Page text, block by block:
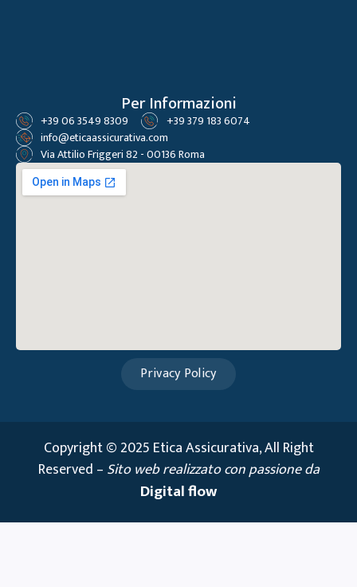
Per Informazioni
+39 06 3549 8309
+39 379 183 6074
info@eticaassicurativa.com
Via Attilio Friggeri 82 - 00136 Roma
Privacy Policy
Copyright © 2025 Etica Assicurativa, All Right
Reserved – Sito web realizzato con passione da
Digital flow